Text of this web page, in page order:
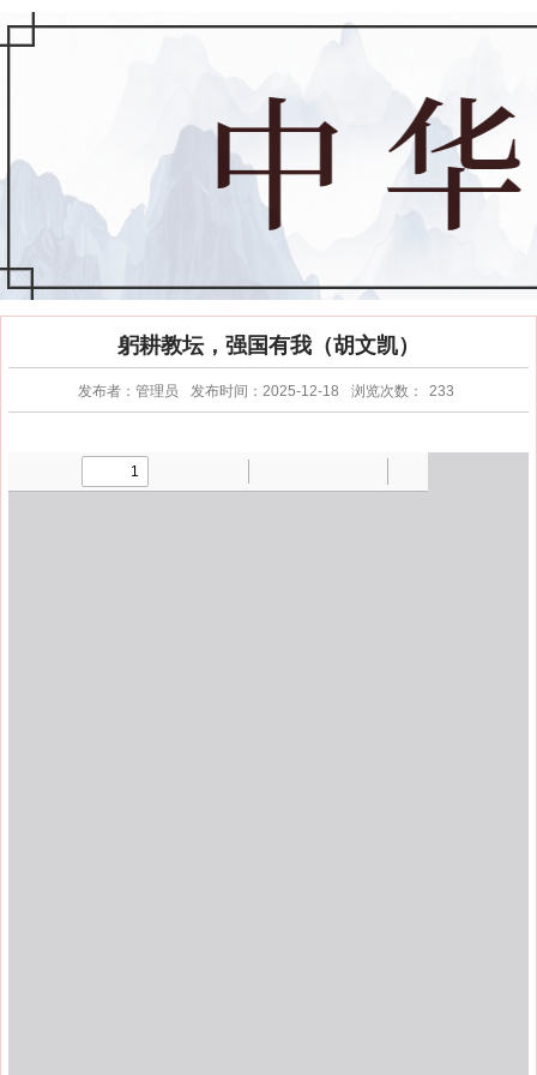
躬耕教坛，强国有我（胡文凯）
发布者：管理员 发布时间：2025-12-18 浏览次数： 233